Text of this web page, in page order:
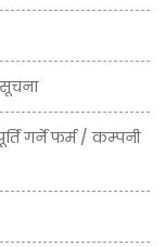
गर्ने फर्म / कम्पनी